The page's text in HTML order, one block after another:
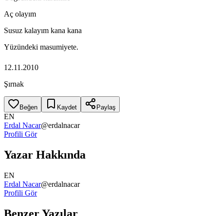
Aç olayım
Susuz kalayım kana kana
Yüzündeki masumiyete.
12.11.2010
Şırnak
Beğen Kaydet Paylaş
EN
Erdal Nacar@erdalnacar
Profili Gör
Yazar Hakkında
EN
Erdal Nacar@erdalnacar
Profili Gör
Benzer Yazılar